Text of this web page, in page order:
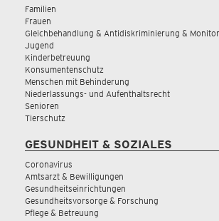
Familien
Frauen
Gleichbehandlung & Antidiskriminierung &
Jugend
Kinderbetreuung
Konsumentenschutz
Menschen mit Behinderung
Niederlassungs- und Aufenthaltsrecht
Senioren
Tierschutz
GESUNDHEIT & SOZIALES
Coronavirus
Amtsarzt & Bewilligungen
Gesundheitseinrichtungen
Gesundheitsvorsorge & Forschung
Pflege & Betreuung